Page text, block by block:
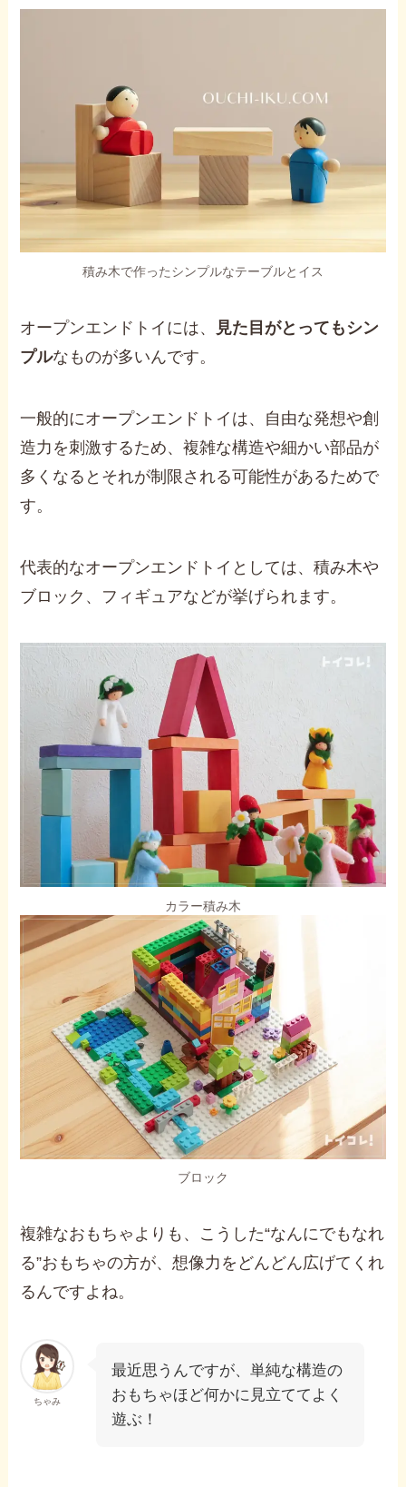
積み木で作ったシンプルなテーブルとイス
オープンエンドトイには、
見た目がとってもシン
プルなものが多いんです。
一般的にオープンエンドトイは、自由な発想や創
造力を刺激するため、複雑な構造や細かい部品が
多くなるとそれが制限される可能性があるためで
す。
代表的なオープンエンドトイとしては、積み木や
ブロック、フィギュアなどが挙げられます。
カラー積み木
ブロック
複雑なおもちゃよりも、こうした“なんにでもなれ
る”おもちゃの方が、想像力をどんどん広げてくれ
るんですよね。
ちゃみ
最近思うんですが、単純な構造の
おもちゃほど何かに見立ててよく
遊ぶ！